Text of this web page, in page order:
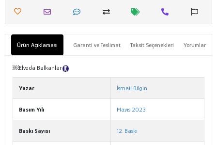
Ürün Açıklaması Garanti ve Teslimat Taksit Seçenekleri Yorumlar
￼Elveda Balkanlar
Yazar İsmail Bilgin
Basım Yılı Mayıs 2023
Baskı Sayısı 12. Baskı